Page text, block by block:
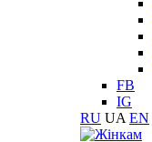
FB
IG
RU UA EN